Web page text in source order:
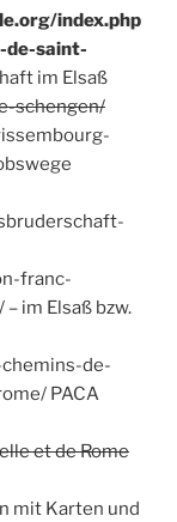
index.php
de-saint-
im Elsaß
schengen/
franc-
im Elsaß bzw.
de-
PACA
et de Rome
mit Karten und